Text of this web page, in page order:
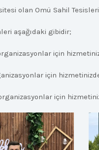
olan Omü Sahil
aşağıdaki gibidir;
için
için
için